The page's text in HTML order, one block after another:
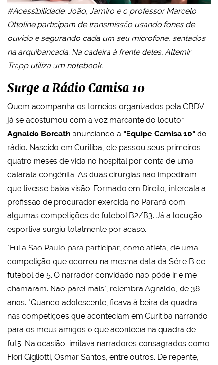
#Acessibilidade: João, Jamiro e o professor Marcelo
Ottoline participam de transmissão usando fones de
ouvido e segurando cada um seu microfone, sentados
na arquibancada. Na cadeira à frente deles, Altemir
Trapp utiliza um notebook.
Surge a Rádio Camisa 10
Quem acompanha os torneios organizados pela CBDV
já se acostumou com a voz marcante do locutor
Agnaldo Borcath anunciando a "Equipe Camisa 10" do
rádio. Nascido em Curitiba, ele passou seus primeiros
quatro meses de vida no hospital por conta de uma
catarata congênita. As duas cirurgias não impediram
que tivesse baixa visão. Formado em Direito, intercala a
profissão de procurador exercida no Paraná com
algumas competições de futebol B2/B3. Já a locução
esportiva surgiu totalmente por acaso.
"Fui a São Paulo para participar, como atleta, de uma
competição que ocorreu na mesma data da Série B de
futebol de 5. O narrador convidado não pôde ir e me
chamaram. Não parei mais", relembra Agnaldo, de 38
anos. "Quando adolescente, ficava à beira da quadra
nas competições que aconteciam em Curitiba narrando
para os meus amigos o que acontecia na quadra de
fut5. Na ocasião, imitava narradores consagrados como
Fiori Gigliotti, Osmar Santos, entre outros. De repente,